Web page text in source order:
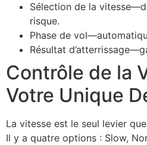
Sélection de la
risque.
Phase de
Résultat
Contrôle de la
Votre Unique
La vitesse est le seul levier
Il y a quatre options : Slow,